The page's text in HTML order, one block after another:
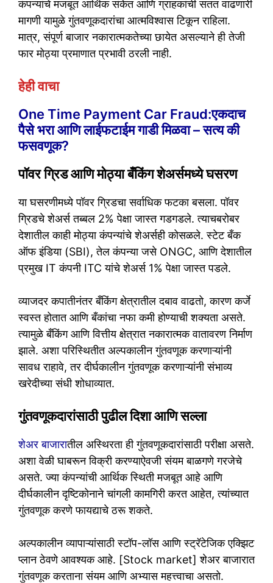
कंपन्यांचे मजबूत आर्थिक संकेत आणि ग्राहकांची सतत वाढणारी
मागणी यामुळे गुंतवणूकदारांचा आत्मविश्वास टिकून राहिला.
मात्र, संपूर्ण बाजार नकारात्मकतेच्या छायेत असल्याने ही तेजी
फार मोठ्या प्रमाणात प्रभावी ठरली नाही.
हेही वाचा
One Time Payment Car Fraud:एकदाच
पैसे भरा आणि लाईफटाईम गाडी मिळवा – सत्य की
फसवणूक?
पॉवर ग्रिड आणि मोठ्या बँकिंग शेअर्समध्ये घसरण
या घसरणीमध्ये पॉवर ग्रिडचा सर्वाधिक फटका बसला. पॉवर
ग्रिडचे शेअर्स तब्बल 2% पेक्षा जास्त गडगडले. त्याचबरोबर
देशातील काही मोठ्या कंपन्यांचे शेअर्सही कोसळले. स्टेट बँक
ऑफ इंडिया (SBI), तेल कंपन्या जसे ONGC, आणि देशातील
प्रमुख IT कंपनी ITC यांचे शेअर्स 1% पेक्षा जास्त पडले.
व्याजदर कपातीनंतर बँकिंग क्षेत्रातील दबाव वाढतो, कारण कर्जे
स्वस्त होतात आणि बँकांचा नफा कमी होण्याची शक्यता असते.
त्यामुळे बँकिंग आणि वित्तीय क्षेत्रात नकारात्मक वातावरण निर्माण
झाले. अशा परिस्थितीत अल्पकालीन गुंतवणूक करणाऱ्यांनी
सावध राहावे, तर दीर्घकालीन गुंतवणूक करणाऱ्यांनी संभाव्य
खरेदीच्या संधी शोधाव्यात.
गुंतवणूकदारांसाठी पुढील दिशा आणि सल्ला
शेअर बाजारातील अस्थिरता ही गुंतवणूकदारांसाठी परीक्षा असते.
अशा वेळी घाबरून विक्री करण्याऐवजी संयम बाळगणे गरजेचे
असते. ज्या कंपन्यांची आर्थिक स्थिती मजबूत आहे आणि
दीर्घकालीन दृष्टिकोनाने चांगली कामगिरी करत आहेत, त्यांच्यात
गुंतवणूक करणे फायद्याचे ठरू शकते.
अल्पकालीन व्यापाऱ्यांसाठी स्टॉप-लॉस आणि स्ट्रॅटेजिक एक्झिट
प्लान ठेवणे आवश्यक आहे. [Stock market] शेअर बाजारात
गुंतवणूक करताना संयम आणि अभ्यास महत्त्वाचा असतो.